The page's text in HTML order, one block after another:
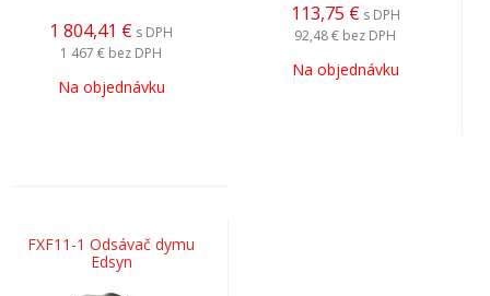
1 804,41 € s DPH
1 467 € bez DPH
Na objednávku
113,75 € s DPH
92,48 € bez DPH
Na objednávku
FXF11-1 Odsávač dymu
Edsyn